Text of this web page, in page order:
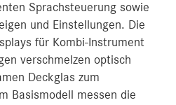
Sprachsteuerung sowie
und Einstellungen. Die
für Kombi-Instrument
verschmelzen optisch
Deckglas zum
Basismodell messen die